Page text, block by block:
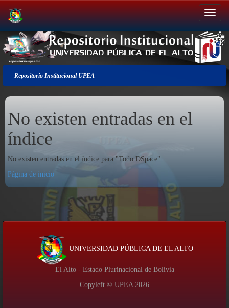
Salir
de
la
navegación
Repositorio Institucional UPEA
No existen entradas en el
índice
No existen entradas en el índice para "Todo DSpace".
Página de inicio
UNIVERSIDAD PÚBLICA DE EL ALTO
El Alto - Estado Plurinacional de Bolivia
Copyleft © UPEA 2026